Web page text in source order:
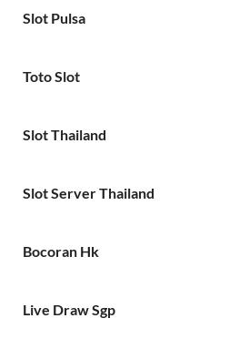
Slot Pulsa
Toto Slot
Slot Thailand
Slot Server Thailand
Bocoran Hk
Live Draw Sgp